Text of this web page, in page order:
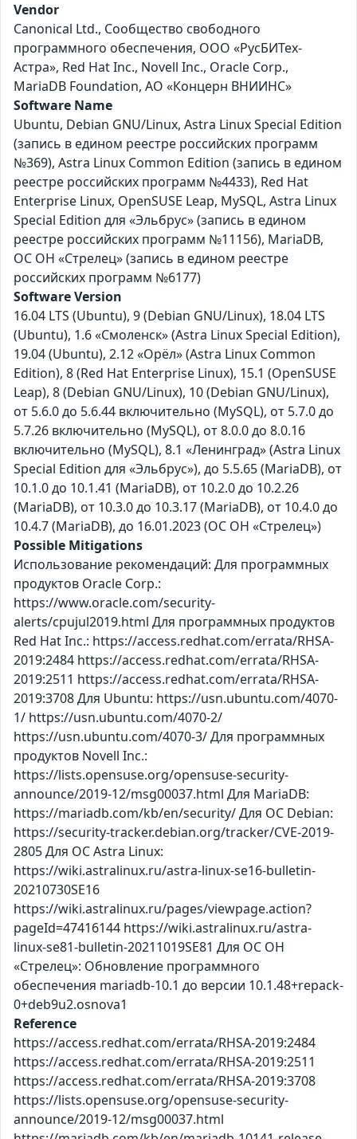
Vendor
Canonical Ltd., Сообщество свободного
программного обеспечения, ООО «РусБИТех-
Астра», Red Hat Inc., Novell Inc., Oracle Corp.,
MariaDB Foundation, АО «Концерн ВНИИНС»
Software Name
Ubuntu, Debian GNU/Linux, Astra Linux Special Edition
(запись в едином реестре российских программ
№369), Astra Linux Common Edition (запись в едином
реестре российских программ №4433), Red Hat
Enterprise Linux, OpenSUSE Leap, MySQL, Astra Linux
Special Edition для «Эльбрус» (запись в едином
реестре российских программ №11156), MariaDB,
ОС ОН «Стрелец» (запись в едином реестре
российских программ №6177)
Software Version
16.04 LTS (Ubuntu), 9 (Debian GNU/Linux), 18.04 LTS
(Ubuntu), 1.6 «Смоленск» (Astra Linux Special Edition),
19.04 (Ubuntu), 2.12 «Орёл» (Astra Linux Common
Edition), 8 (Red Hat Enterprise Linux), 15.1 (OpenSUSE
Leap), 8 (Debian GNU/Linux), 10 (Debian GNU/Linux),
от 5.6.0 до 5.6.44 включительно (MySQL), от 5.7.0 до
5.7.26 включительно (MySQL), от 8.0.0 до 8.0.16
включительно (MySQL), 8.1 «Ленинград» (Astra Linux
Special Edition для «Эльбрус»), до 5.5.65 (MariaDB), от
10.1.0 до 10.1.41 (MariaDB), от 10.2.0 до 10.2.26
(MariaDB), от 10.3.0 до 10.3.17 (MariaDB), от 10.4.0 до
10.4.7 (MariaDB), до 16.01.2023 (ОС ОН «Стрелец»)
Possible Mitigations
Использование рекомендаций: Для программных
продуктов Oracle Corp.:
https://www.oracle.com/security-
alerts/cpujul2019.html Для программных продуктов
Red Hat Inc.: https://access.redhat.com/errata/RHSA-
2019:2484 https://access.redhat.com/errata/RHSA-
2019:2511 https://access.redhat.com/errata/RHSA-
2019:3708 Для Ubuntu: https://usn.ubuntu.com/4070-
1/ https://usn.ubuntu.com/4070-2/
https://usn.ubuntu.com/4070-3/ Для программных
продуктов Novell Inc.:
https://lists.opensuse.org/opensuse-security-
announce/2019-12/msg00037.html Для MariaDB:
https://mariadb.com/kb/en/security/ Для ОС Debian:
https://security-tracker.debian.org/tracker/CVE-2019-
2805 Для ОС Astra Linux:
https://wiki.astralinux.ru/astra-linux-se16-bulletin-
20210730SE16
https://wiki.astralinux.ru/pages/viewpage.action?
pageId=47416144 https://wiki.astralinux.ru/astra-
linux-se81-bulletin-20211019SE81 Для ОС ОН
«Стрелец»: Обновление программного
обеспечения mariadb-10.1 до версии 10.1.48+repack-
0+deb9u2.osnova1
Reference
https://access.redhat.com/errata/RHSA-2019:2484
https://access.redhat.com/errata/RHSA-2019:2511
https://access.redhat.com/errata/RHSA-2019:3708
https://lists.opensuse.org/opensuse-security-
announce/2019-12/msg00037.html